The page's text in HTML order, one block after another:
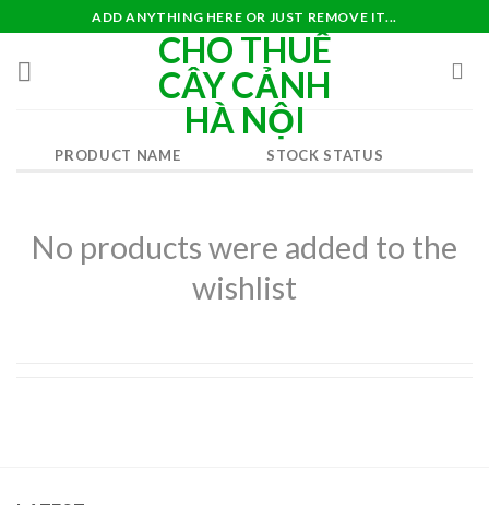
content
ADD ANYTHING HERE OR JUST REMOVE IT...
CHO THUÊ
CÂY CẢNH
HÀ NỘI
PRODUCT NAME STOCK STATUS
No products were added to the
wishlist